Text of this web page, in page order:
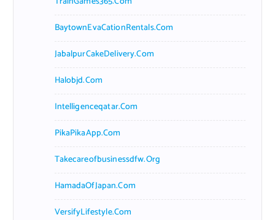
BaytownEvaCationRentals.com
JabalpurCakeDelivery.com
Halobjd.com
Intelligenceqatar.com
PikaPikaApp.com
Takecareofbusinessdfw.org
HamadaOfJapan.com
VersifyLifestyle.com